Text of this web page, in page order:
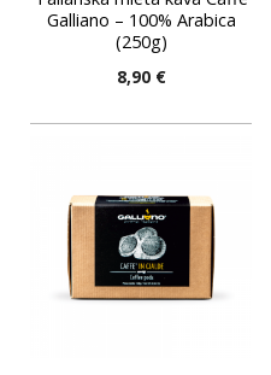
Galliano – 100% Arabica
(250g)
8,90 €